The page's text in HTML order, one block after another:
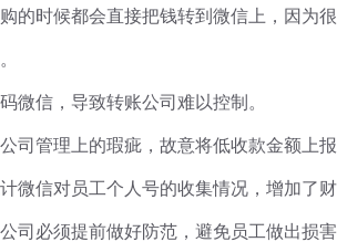
的时候都会直接把钱转到微信上，因为
微信，导致转账公司难以控制。
司管理上的瑕疵，故意将低收款金额上
微信对员工个人号的收集情况，增加了
司必须提前做好防范，避免员工做出损